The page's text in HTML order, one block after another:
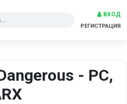
ВХОД
РЕГИСТРАЦИЯ
- PC,